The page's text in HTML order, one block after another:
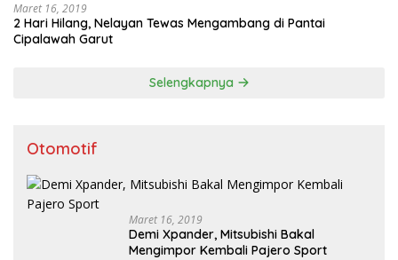
Maret 16, 2019
2 Hari Hilang, Nelayan Tewas Mengambang di Pantai
Cipalawah Garut
Selengkapnya
Otomotif
Maret 16, 2019
Demi Xpander, Mitsubishi Bakal
Mengimpor Kembali Pajero Sport